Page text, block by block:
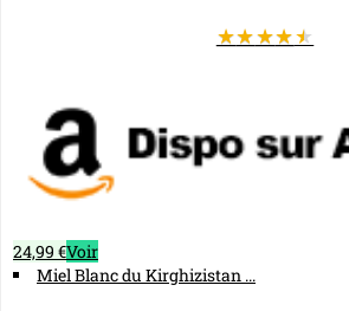
★★★★★
24,99 €Voir
Miel Blanc du Kirghizistan ...